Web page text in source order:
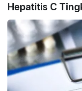
Hepatitis C